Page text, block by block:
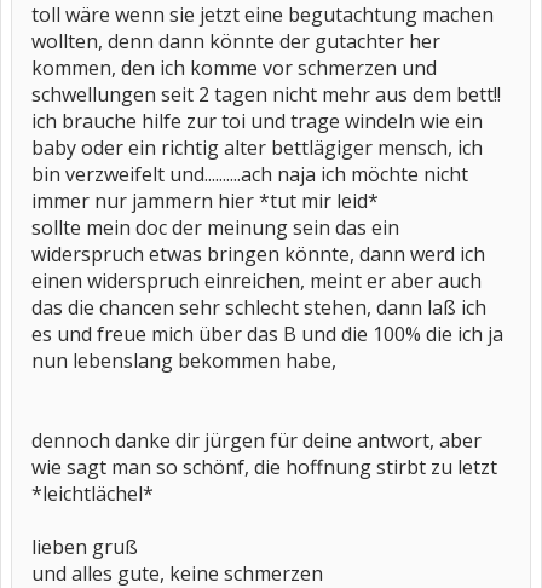
toll wäre wenn sie jetzt eine begutachtung machen
wollten, denn dann könnte der gutachter her
kommen, den ich komme vor schmerzen und
schwellungen seit 2 tagen nicht mehr aus dem bett!!
ich brauche hilfe zur toi und trage windeln wie ein
baby oder ein richtig alter bettlägiger mensch, ich
bin verzweifelt und..........ach naja ich möchte nicht
immer nur jammern hier *tut mir leid*
sollte mein doc der meinung sein das ein
widerspruch etwas bringen könnte, dann werd ich
einen widerspruch einreichen, meint er aber auch
das die chancen sehr schlecht stehen, dann laß ich
es und freue mich über das B und die 100% die ich ja
nun lebenslang bekommen habe,
dennoch danke dir jürgen für deine antwort, aber
wie sagt man so schönf, die hoffnung stirbt zu letzt
*leichtlächel*
lieben gruß
und alles gute, keine schmerzen